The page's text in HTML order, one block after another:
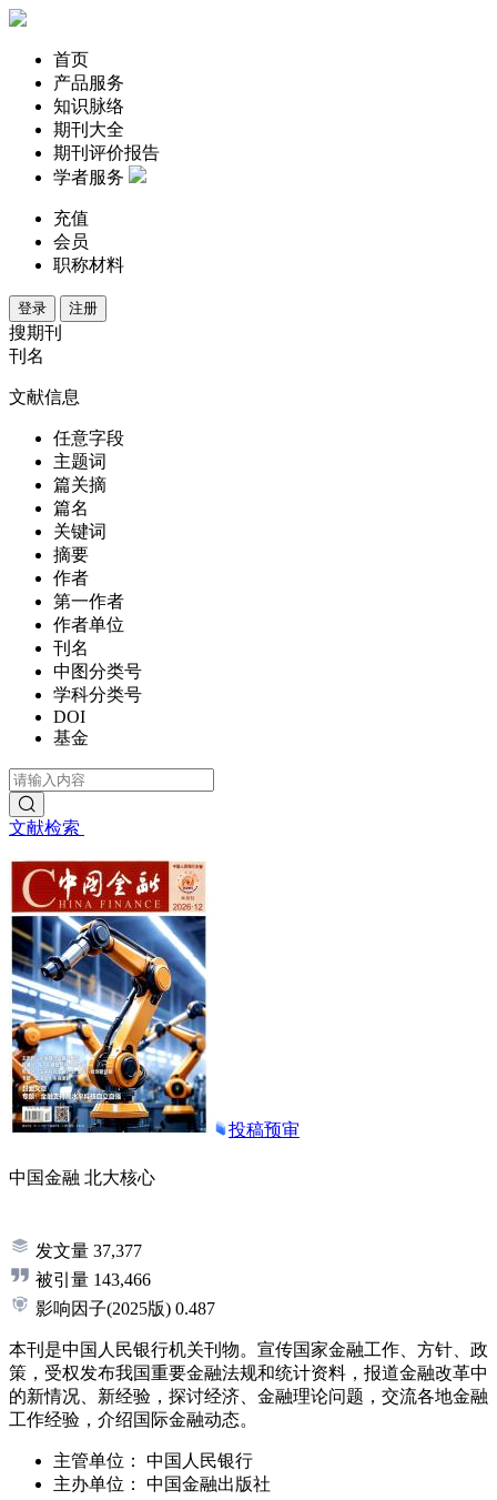
首页
产品服务
知识脉络
期刊大全
期刊评价报告
学者服务
充值
会员
职称材料
登录 注册
搜期刊
刊名
文献信息
任意字段
主题词
篇关摘
篇名
关键词
摘要
作者
第一作者
作者单位
刊名
中图分类号
学科分类号
DOI
基金
文献检索
投稿预审
中国金融 北大核心
发文量 37,377
被引量 143,466
影响因子(2025版) 0.487
本刊是中国人民银行机关刊物。宣传国家金融工作、方针、政
策，受权发布我国重要金融法规和统计资料，报道金融改革中
的新情况、新经验，探讨经济、金融理论问题，交流各地金融
工作经验，介绍国际金融动态。
主管单位：
中国人民银行
主办单位：
中国金融出版社